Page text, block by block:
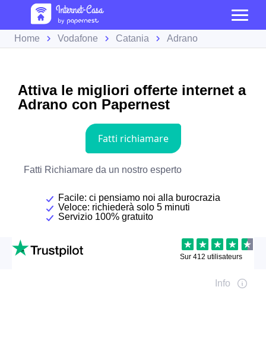
Home Vodafone Catania Adrano